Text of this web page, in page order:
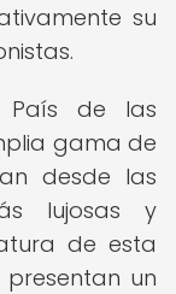
su
País de las
gama de
desde las
lujosas y
de esta
un